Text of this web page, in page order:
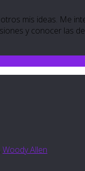
mis ideas. Me
y conocer las
Woody Allen